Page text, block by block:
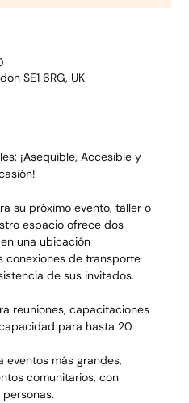
SE1 6RG, UK
¡Asequible, Accesible y
su próximo evento, taller o
espacio ofrece dos
una ubicación
conexiones de transporte
de sus invitados.
reuniones, capacitaciones
para hasta 20
eventos más grandes,
comunitarios, con